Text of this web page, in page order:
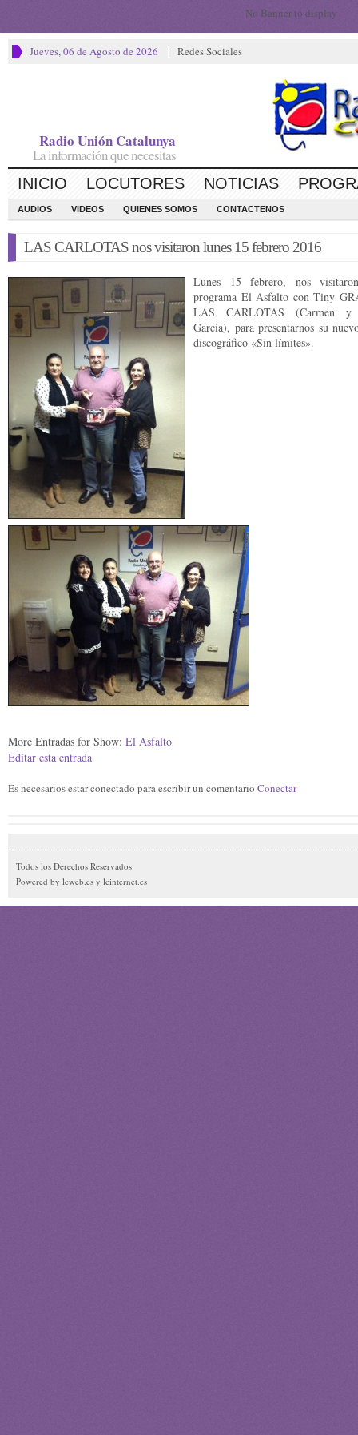
No Banner to display
Jueves, 06 de Agosto de 2026 Redes Sociales
Radio Unión Catalunya
La información que necesitas
INICIO LOCUTORES NOTICIAS
AUDIOS VIDEOS QUIENES SOMOS CONTACTENOS
LAS CARLOTAS nos visitaron lunes 15 febrero 2016
Lunes 15 febrero, nos
programa El Asfalto con Tiny
LAS CARLOTAS (Carmen y
García), para presentarnos su
discográfico «Sin límites».
More Entradas for Show: El Asfalto
Editar esta entrada
Es necesarios estar conectado para escribir un comentario Conectar
Todos los Derechos Reservados
Powered by lcweb.es y lcinternet.es